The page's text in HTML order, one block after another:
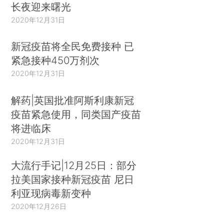
长夜迎来曙光
2020年12月31日
新冠疫苗将全民免费接种 已
紧急接种450万剂次
2020年12月31日
解药|英国批准阿斯利康新冠
疫苗紧急使用，同类国产疫苗
将进临床
2020年12月31日
大流行手记|12月25日：部分
拉美国家接种新冠疫苗 尼日
利亚现病毒新变种
2020年12月26日